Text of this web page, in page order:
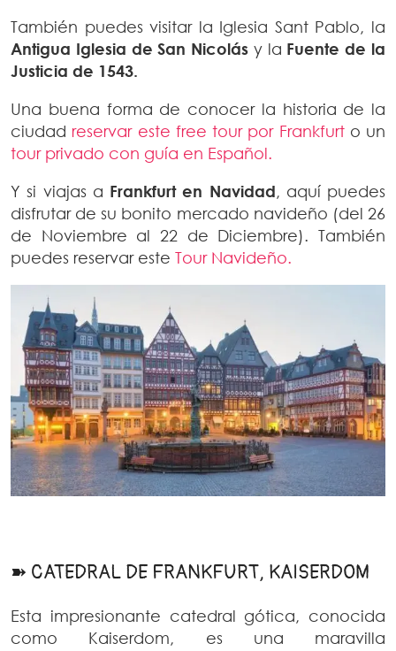
También puedes visitar la Iglesia Sant Pablo, la
Antigua Iglesia de San Nicolás y la Fuente de la
Justicia de 1543.
Una buena forma de conocer la historia de la
ciudad reservar este free tour por Frankfurt o un
tour privado con guía en Español.
Y si viajas a Frankfurt en Navidad, aquí puedes
disfrutar de su bonito mercado navideño (del 26
de Noviembre al 22 de Diciembre). También
puedes reservar este Tour Navideño.
➽ CATEDRAL DE FRANKFURT, KAISERDOM
Esta impresionante catedral gótica, conocida
como Kaiserdom, es una maravilla